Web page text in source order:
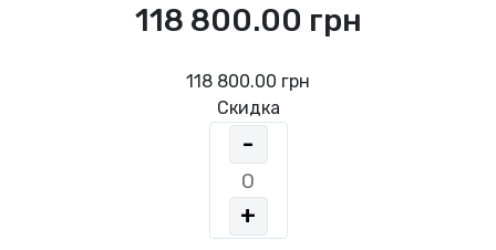
118 800.00 грн
118 800.00 грн
Скидка
-
+